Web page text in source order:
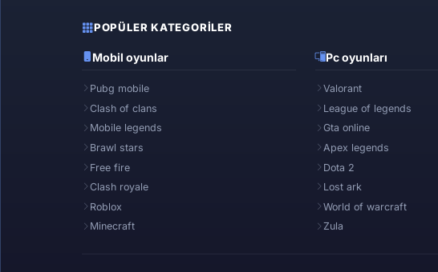
POPÜLER KATEGORILER
Mobil oyunlar
Pubg mobile
Clash of clans
Mobile legends
Brawl stars
Free fire
Clash royale
Roblox
Minecraft
Pc oyunları
Valorant
League of legends
Gta online
Apex legends
Dota 2
Lost ark
World of warcraft
Zula